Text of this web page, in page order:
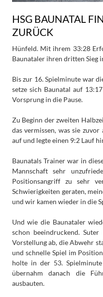
HSG BAUNATAL
ZURÜCK
Hünfeld. Mit ihrem 33:28
Baunataler ihren dritten Sieg
Bis zur 16. Spielminute war
setze sich Baunatal auf
Vorsprung in die Pause.
Zu Beginn der zweiten
das vermissen, was sie
auf und legte einen 9:2 Lauf
Baunatals Trainer war in
Mannschaft sehr
Positionsangriff zu sehr
Schwierigkeiten geraten,
und wir kamen wieder in die
Und wie die Baunataler
schon beeindruckend.
Vorstellung ab, die Abwehr
und schnelle Spiel im
holte in der 53.
übernahm danach die
ausbauten.